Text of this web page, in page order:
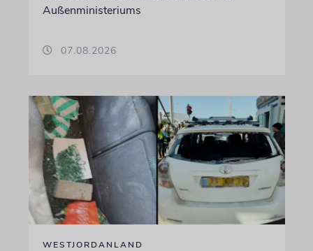
Außenministeriums
07.08.2026
WESTJORDANLAND